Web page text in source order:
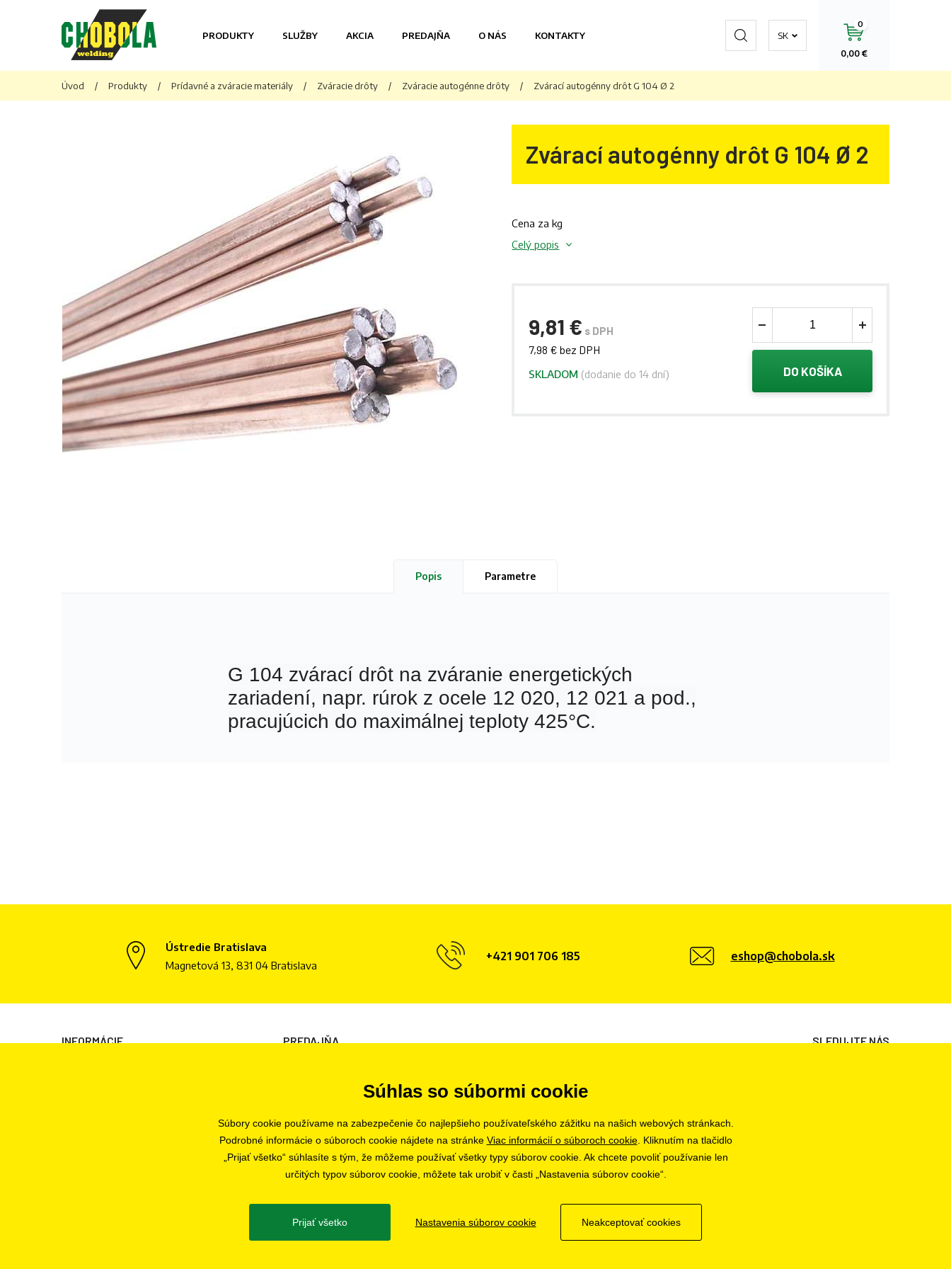
PRODUKTY SLUŽBY AKCIA PREDAJŇA O NÁS KONTAKTY
0,00 €
0
SKHľadať
Úvod / Produkty / Prídavné a zváracie materiály / Zváracie drôty / Zváracie autogénne drôty / Zvárací autogénny drôt G 104 Ø 2
Zvárací autogénny drôt G 104 Ø 2
Cena za kg
Celý popis
9,81 € s DPH
7,98 € bez DPH
SKLADOM (dodanie do 14 dní) DO KOŠÍKA
Popis Parametre
G 104 zvárací drôt na zváranie energetických
zariadení, napr. rúrok z ocele 12 020, 12 021 a pod.,
pracujúcich do maximálnej teploty 425°C.
Ústredie Bratislava
Magnetová 13, 831 04 Bratislava
+421 901 706 185 eshop@chobola.sk
INFORMÁCIE PREDAJŇA SLEDUJTE NÁS
Súhlas so súbormi cookie
Súbory cookie používame na zabezpečenie čo najlepšieho používateľského zážitku na našich webových stránkach.
Podrobné informácie o súboroch cookie nájdete na stránke Viac informácií o súboroch cookie. Kliknutím na tlačidlo
„Prijať všetko“ súhlasíte s tým, že môžeme používať všetky typy súborov cookie. Ak chcete povoliť používanie len
určitých typov súborov cookie, môžete tak urobiť v časti „Nastavenia súborov cookie“.
Prijať všetko Nastavenia súborov cookie Neakceptovať cookies